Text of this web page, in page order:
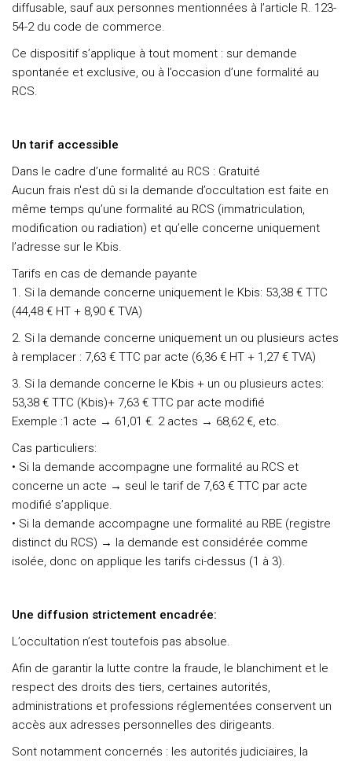
diffusable, sauf aux personnes mentionnées à l’article R. 123-
54-2 du code de commerce.
Ce dispositif s’applique à tout moment : sur demande
spontanée et exclusive, ou à l’occasion d’une formalité au
RCS.
Un tarif accessible
Dans le cadre d’une formalité au RCS : Gratuité
Aucun frais n'est dû si la demande d’occultation est faite en
même temps qu’une formalité au RCS (immatriculation,
modification ou radiation) et qu’elle concerne uniquement
l’adresse sur le Kbis.
Tarifs en cas de demande payante
1. Si la demande concerne uniquement le Kbis: 53,38 € TTC
(44,48 € HT + 8,90 € TVA)
2. Si la demande concerne uniquement un ou plusieurs actes
à remplacer : 7,63 € TTC par acte (6,36 € HT + 1,27 € TVA)
3. Si la demande concerne le Kbis + un ou plusieurs actes:
53,38 € TTC (Kbis)+ 7,63 € TTC par acte modifié
Exemple :1 acte → 61,01 €. 2 actes → 68,62 €, etc.
Cas particuliers:
• Si la demande accompagne une formalité au RCS et
concerne un acte → seul le tarif de 7,63 € TTC par acte
modifié s’applique.
• Si la demande accompagne une formalité au RBE (registre
distinct du RCS) → la demande est considérée comme
isolée, donc on applique les tarifs ci-dessus (1 à 3).
Une diffusion strictement encadrée:
L’occultation n’est toutefois pas absolue.
Afin de garantir la lutte contre la fraude, le blanchiment et le
respect des droits des tiers, certaines autorités,
administrations et professions réglementées conservent un
accès aux adresses personnelles des dirigeants.
Sont notamment concernés : les autorités judiciaires, la